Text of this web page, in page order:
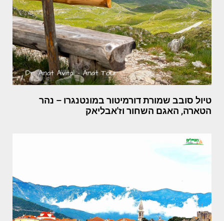
טיול סובב שמורת דורמיטור במונטנגרו – נהר
הטארה, האגם השחור וז'אבליאק